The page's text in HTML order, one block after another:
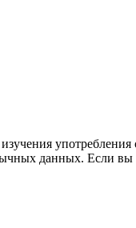
данных. Если